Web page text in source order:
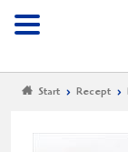
Meny
Start Recept